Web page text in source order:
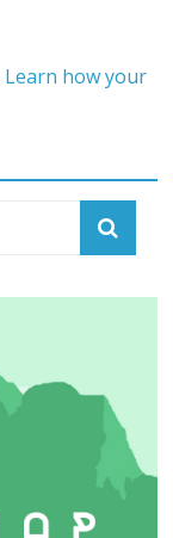
Learn how your